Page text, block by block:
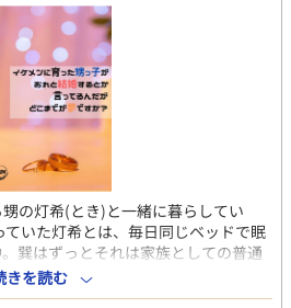
の灯希(とき)と一緒に暮らしてい
いた灯希とは、毎日同じベッドで眠
巽はずっとそれは家族としての普通
んなある日、同期の結婚式に出席し、
った巽は、気づくと灯希に抱かれて
きを読む